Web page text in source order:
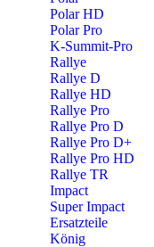
Polar HD
Polar Pro
K-Summit-Pro
Rallye
Rallye D
Rallye HD
Rallye Pro
Rallye Pro D
Rallye Pro D+
Rallye Pro HD
Rallye TR
Impact
Super Impact
Ersatzteile
König